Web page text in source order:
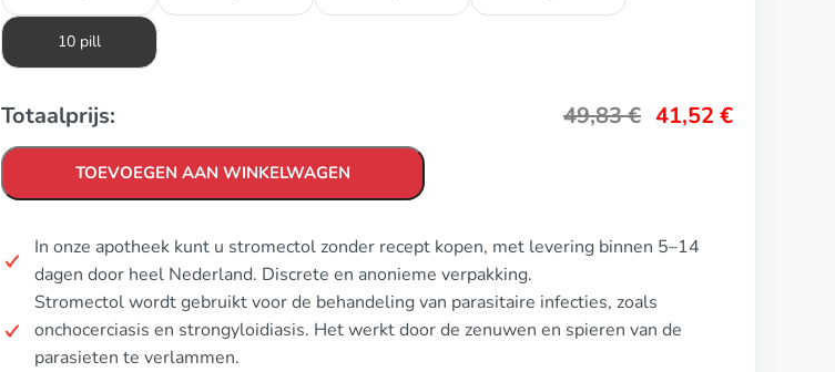
10 pill
Totaalprijs: 49,83€ 41,52 €
TOEVOEGEN AAN WINKELWAGEN
In onze apotheek kunt u stromectol zonder recept kopen, met levering binnen 5–14
dagen door heel Nederland. Discrete en anonieme verpakking.
Stromectol wordt gebruikt voor de behandeling van parasitaire infecties, zoals
onchocerciasis en strongyloidiasis. Het werkt door de zenuwen en spieren van de
parasieten te verlammen.